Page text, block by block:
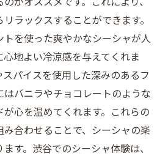
ラックスすることができます。
を使った爽やかなシーシャが人
地よい冷涼感を与えてくれま
パイスを使用した深みのあるフ
はバニラやチョコレートのような
心を温めてくれます。これらの
合わせることで、シーシャの楽
す。渋谷でのシーシャ体験は、